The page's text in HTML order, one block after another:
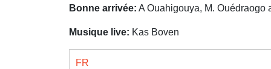
Bonne arrivée: A Ouahigouya, M.
Musique live: Kas Boven
FR